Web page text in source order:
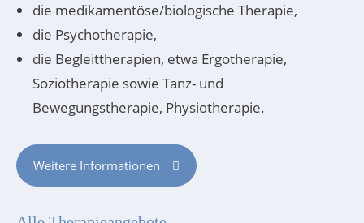
die medikamentöse/biologische Therapie,
die Psychotherapie,
die Begleittherapien, etwa Ergotherapie,
Soziotherapie sowie Tanz- und
Bewegungstherapie, Physiotherapie.
Weitere Informationen